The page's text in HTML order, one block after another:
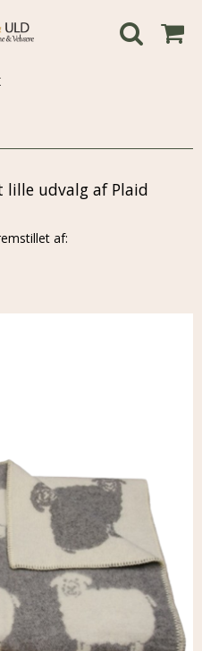
lille udvalg af Plaid
af: